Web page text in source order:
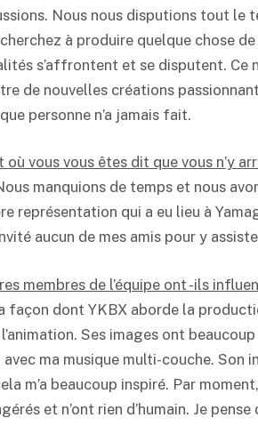
Nous nous disputions tout le
à produire quelque chose
s’affrontent et se disputent. Ce
de nouvelles créations
personne n’a jamais fait.
vous vous êtes dit que vous n’y
manquions de temps et nous
représentation qui a eu lieu à
aucun de mes amis pour y
membres de l’équipe ont -ils
façon dont YKBX aborde la
Ses images ont
avec ma musique multi-couche.
m’a beaucoup inspiré. Par
et n’ont rien d’humain. Je